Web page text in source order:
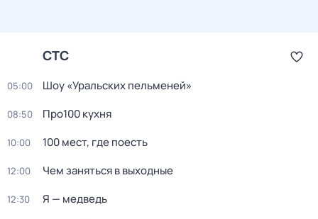
СТС
05:00 Шоу «Уральских пельменей»
08:50 Про100 кухня
10:00 100 мест, где поесть
12:00 Чем заняться в выходные
12:30 Я — медведь